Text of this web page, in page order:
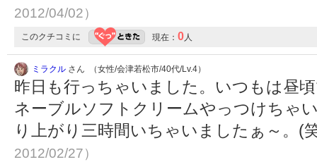
2012/04/02）
このクチコミに 現在： 0 人
ミラクル さん （女性/会津若松市/40代/Lv.4）
昨日も行っちゃいました。いつもは昼
ネーブルソフトクリームやっつけちゃ
り上がり三時間いちゃいましたぁ～。(
2012/02/27）